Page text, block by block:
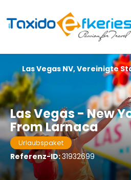
Las Vegas - New
From Larnaca
Urlaubspaket
Referenz-ID:31932699
Las Vegas NV, Vereinigte